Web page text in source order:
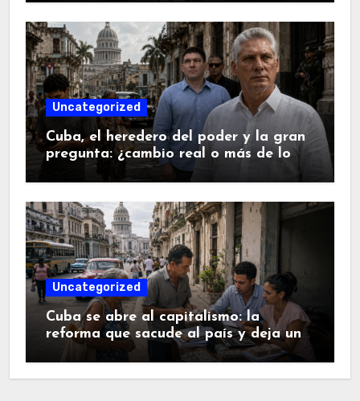
Uncategorized
Cuba, el heredero del poder y la gran
pregunta: ¿cambio real o más de lo
mismo?.
Uncategorized
Cuba se abre al capitalismo: la
reforma que sacude al país y deja una
pregunta en el aire.